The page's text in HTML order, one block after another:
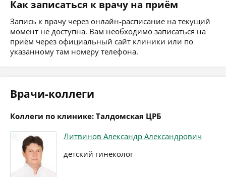
Как записаться к врачу на приём
Запись к врачу через онлайн-расписание на текущий
момент не доступна. Вам необходимо записаться на
приём через официальный сайт клиники или по
указанному там номеру телефона.
Врачи-коллеги
Коллеги по клинике: Талдомская ЦРБ
Литвинов Александр Александрович
детский гинеколог